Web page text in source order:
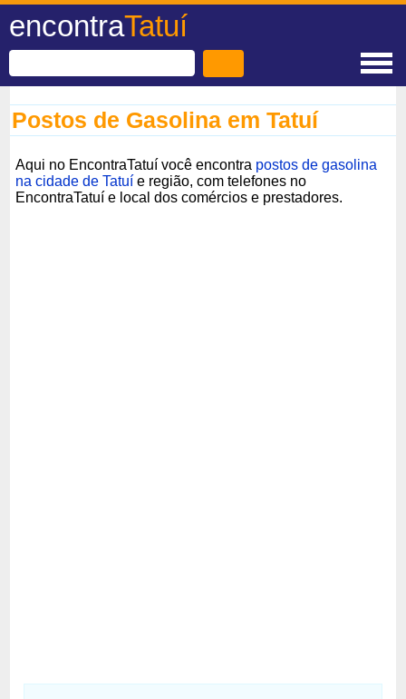
encontraTatuí
Postos de Gasolina em Tatuí
Aqui no EncontraTatuí você encontra postos de gasolina
na cidade de Tatuí e região, com telefones no
EncontraTatuí e local dos comércios e prestadores.